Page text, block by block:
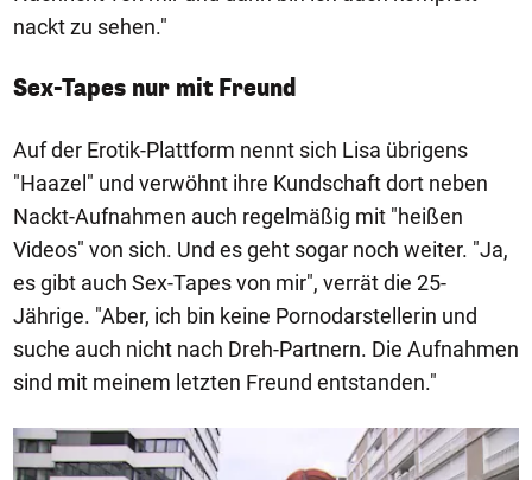
nackt zu sehen."
Sex-Tapes nur mit Freund
Auf der Erotik-Plattform nennt sich Lisa übrigens
"Haazel" und verwöhnt ihre Kundschaft dort neben
Nackt-Aufnahmen auch regelmäßig mit "heißen
Videos" von sich. Und es geht sogar noch weiter. "Ja,
es gibt auch Sex-Tapes von mir", verrät die 25-
Jährige. "Aber, ich bin keine Pornodarstellerin und
suche auch nicht nach Dreh-Partnern. Die Aufnahmen
sind mit meinem letzten Freund entstanden."
1/4